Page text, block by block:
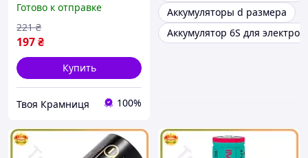
для фонарей и
электроники батарея
MOD58L
Готово к отправке
197₴
221 ₴
Купить
Твоя Крамниця 100%
Аккумуляторы d размера
Аккумулятор 6S для